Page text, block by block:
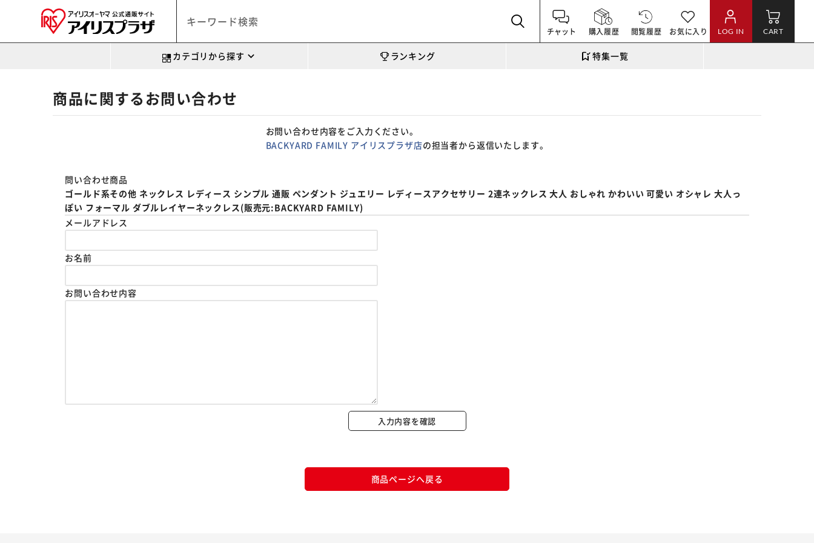
チャット 購入履歴 閲覧履歴 お気に入り LOG IN CART
カテゴリから探す ランキング 特集一覧
商品に関するお問い合わせ
お問い合わせ内容をご入力ください。
BACKYARD FAMILY アイリスプラザ店の担当者から返信いたします。
問い合わせ商品
ゴールド系その他 ネックレス レディース シンプル 通販 ペンダント ジュエリー レディースアクセサリー 2連ネックレス 大人 おしゃれ かわいい 可愛い オシャレ 大人っ
ぽい フォーマル ダブルレイヤーネックレス(販売元:BACKYARD FAMILY)
メールアドレス
お名前
お問い合わせ内容
入力内容を確認
商品ページへ戻る
カートに入れる